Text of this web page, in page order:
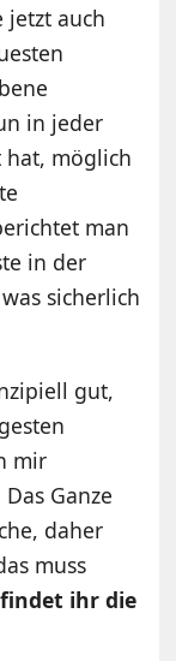
jetzt auch
in jeder
möglich
man
in der
sicherlich
gut,
mir
Ganze
daher
muss
ihr die